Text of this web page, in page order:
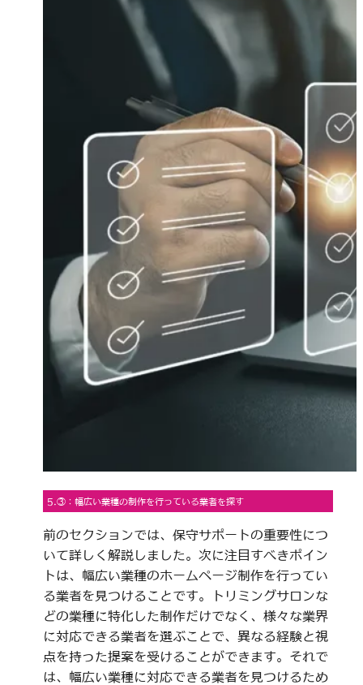
5.③：幅広い業種の制作を行っている業者を探す
前のセクションでは、保守サポートの重要性につ
いて詳しく解説しました。次に注目すべきポイン
トは、幅広い業種のホームページ制作を行ってい
る業者を見つけることです。トリミングサロンな
どの業種に特化した制作だけでなく、様々な業界
に対応できる業者を選ぶことで、異なる経験と視
点を持った提案を受けることができます。それで
は、幅広い業種に対応できる業者を見つけるため